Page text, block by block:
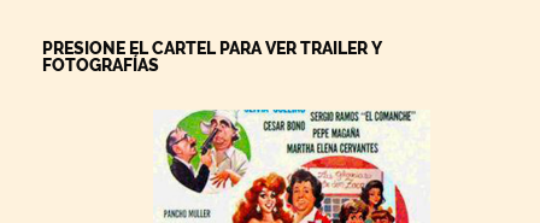
PRESIONE EL CARTEL PARA VER TRAILER Y
FOTOGRAFÍAS